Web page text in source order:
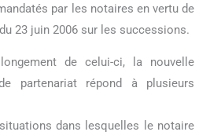
par les notaires en vertu de
23 juin 2006 sur les successions.
de celui-ci, la nouvelle
partenariat répond à plusieurs
dans lesquelles le notaire